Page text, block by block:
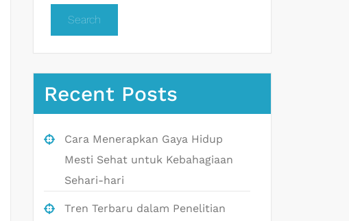
Search
Recent Posts
Cara Menerapkan Gaya Hidup
Mesti Sehat untuk Kebahagiaan
Sehari-hari
Tren Terbaru dalam Penelitian